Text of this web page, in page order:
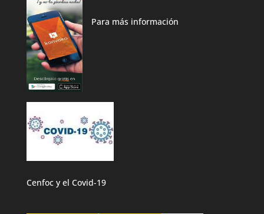
Para más información
Cenfoc y el Covid-19